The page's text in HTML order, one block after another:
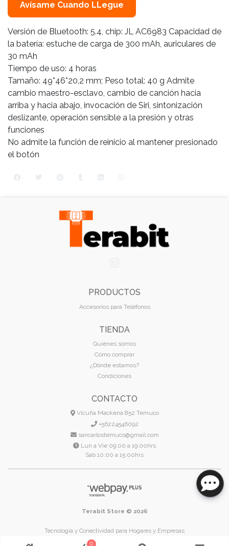
Avísame Cuando LLegue
Versión de Bluetooth: 5.4, chip: JL AC6983 Capacidad de
la batería: estuche de carga de 300 mAh, auriculares de
30 mAh
Tiempo de uso: 4 horas
Tamaño: 49*46*20,2 mm; Peso total: 40 g Admite
cambio maestro-esclavo, cambio de canción hacia
arriba y hacia abajo, invocación de Siri, sintonización
deslizante, operación sensible a la presión y otras
funciones
No admite la función de reinicio al mantener presionado
el botón
PRODUCTOS
Accesorios para Teléfonos
TIENDA
Quiénes somos
Cómo comprar
¿Dónde estamos?
Condiciones
CONTACTO
Vicuña Mackena 852 Temuco
+56224546092
sancarlostemuco@gmail.com
Lun a Vie 09:00 a 19:00hrs
Sab 10:00 a 15:00hrs
Terabit Store © 2026
Tecnología y Conectividad para Hogares y Empresas
Temuco - Región de La Araucanía - Chile
0